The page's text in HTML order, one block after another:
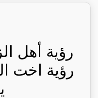
رؤية أهل
رؤية اخت